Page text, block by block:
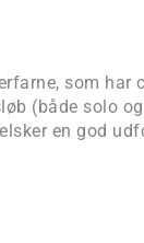
som
(både solo
en god